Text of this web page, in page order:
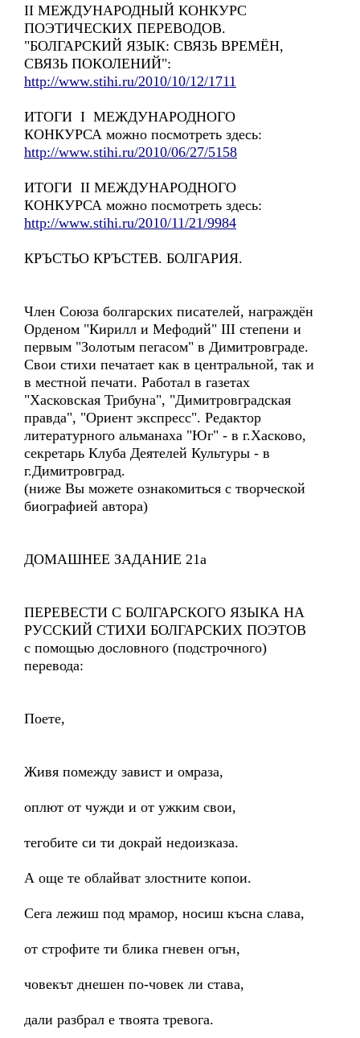
II МЕЖДУНАРОДНЫЙ КОНКУРС
ПОЭТИЧЕСКИХ ПЕРЕВОДОВ.
"БОЛГАРСКИЙ ЯЗЫК: СВЯЗЬ ВРЕМЁН,
СВЯЗЬ ПОКОЛЕНИЙ":
http://www.stihi.ru/2010/10/12/1711
ИТОГИ I МЕЖДУНАРОДНОГО
КОНКУРСА можно посмотреть здесь:
http://www.stihi.ru/2010/06/27/5158
ИТОГИ II МЕЖДУНАРОДНОГО
КОНКУРСА можно посмотреть здесь:
http://www.stihi.ru/2010/11/21/9984
КРЪСТЬО КРЪСТЕВ. БОЛГАРИЯ.
Член Союза болгарских писателей, награждён
Орденом "Кирилл и Мефодий" III степени и
первым "Золотым пегасом" в Димитровграде.
Свои стихи печатает как в центральной, так и
в местной печати. Работал в газетах
"Хасковская Трибуна", "Димитровградская
правда", "Ориент экспресс". Редактор
литературного альманаха "Юг" - в г.Хасково,
секретарь Клуба Деятелей Культуры - в
г.Димитровград.
(ниже Вы можете ознакомиться с творческой
биографией автора)
ДОМАШНЕЕ ЗАДАНИЕ 21а
ПЕРЕВЕСТИ С БОЛГАРСКОГО ЯЗЫКА НА
РУССКИЙ СТИХИ БОЛГАРСКИХ ПОЭТОВ
с помощью дословного (подстрочного)
перевода:
Поете,
Живя помежду завист и омраза,
оплют от чужди и от ужким свои,
тегобите си ти докрай недоизказа.
А още те облайват злостните копои.
Сега лежиш под мрамор, носиш късна слава,
от строфите ти блика гневен огън,
човекът днешен по-човек ли става,
дали разбрал е твоята тревога.